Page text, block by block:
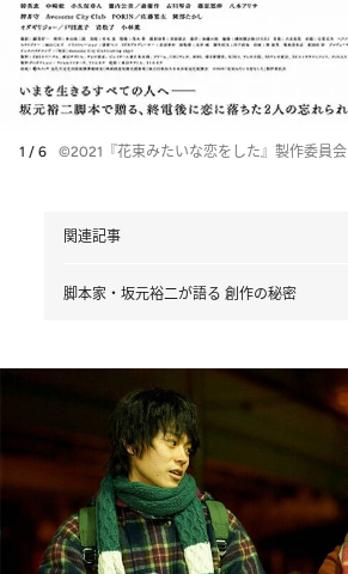
1 / 6 ©2021『花束みたいな恋をした』製作委員会
関連記事
脚本家・坂元裕二が語る 創作の秘密